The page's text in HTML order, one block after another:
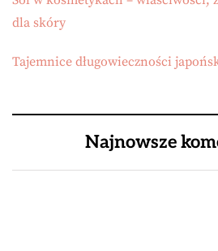
dla skóry
Tajemnice długowieczności
Najnowsze